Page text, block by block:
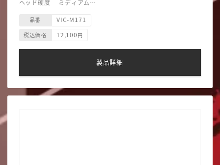
ヘッド硬度 ミディアム
ヘッド形状 四角型
品番 VIC-M171
税込価格 12,100 円
製品詳細